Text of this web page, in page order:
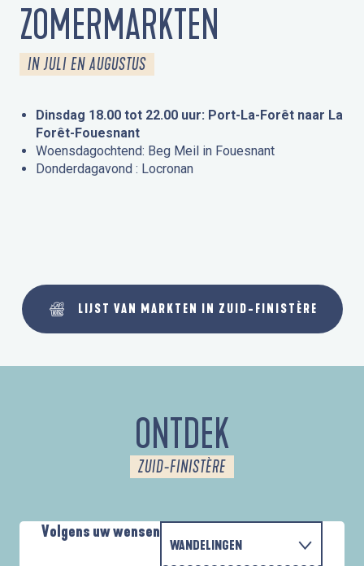
ZOMERMARKTEN
IN JULI EN AUGUSTUS
Dinsdag 18.00 tot 22.00 uur: Port-La-Forêt naar La
Forêt-Fouesnant
Woensdagochtend: Beg Meil in Fouesnant
Donderdagavond : Locronan
LIJST VAN MARKTEN IN ZUID-FINISTÈRE
ONTDEK
ZUID-FINISTÈRE
Volgens uw wensen
WANDELINGEN